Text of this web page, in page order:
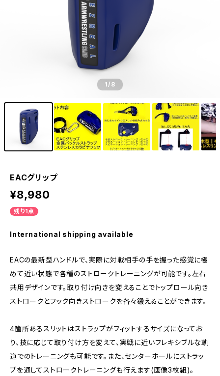
1/8
EACグリップ
¥8,980
残り1点
International shipping available
EACの最新型ハンドルで、実際に対戦相手の手を握った感覚に極
めて近い状態で各種のストロークトレーニングが可能です。左右
共用デザインです。取り付け向きを変えることでトップロール向き
ストロークとフック向きストロークを各々鍛えることができます。
4箇所あるスリットはストラップがフィットするサイズになってお
り、技に応じて取り付け方を変えて、実戦に近いフレキシブルな軌
道でのトレーニングも可能です。また、センターホールにストラッ
プを通してストロークトレーニングも行えます(画像3枚組)。